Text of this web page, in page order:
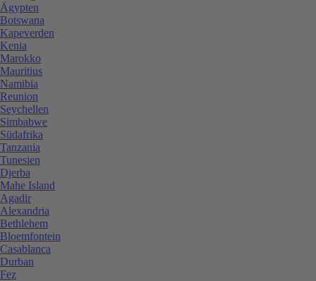
Ägypten
Botswana
Kapeverden
Kenia
Marokko
Mauritius
Namibia
Reunion
Seychellen
Simbabwe
Südafrika
Tanzania
Tunesien
Djerba
Mahe Island
Agadir
Alexandria
Bethlehem
Bloemfontein
Casablanca
Durban
Fez